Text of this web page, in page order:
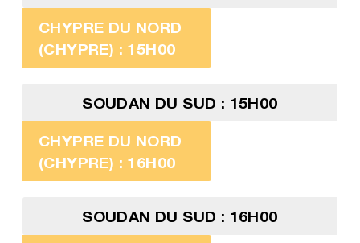
CHYPRE DU NORD
(CHYPRE) : 15H00
SOUDAN DU SUD : 15H00
CHYPRE DU NORD
(CHYPRE) : 16H00
SOUDAN DU SUD : 16H00